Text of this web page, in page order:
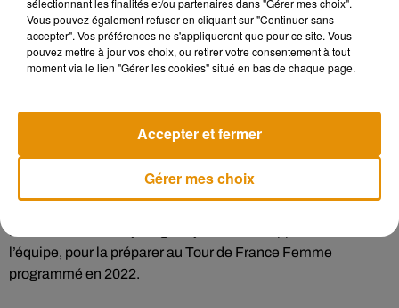
Du haut niveau
De plus en plus d’équipes décident également d’investir
Samsic ou encore de Cofidis qui a annoncé récemment la
création d’une équipe féminine pour l’année 2022.
sérieux, le Stade Rochelais a signé fin décembre 2020 un
Maritime Women Cycling. Objectif : développer et structurer
l’équipe, pour la préparer au Tour de France Femme
programmé en 2022.
Vous pouvez également refuser en cliquant sur "Continuer sans
accepter". Vos préférences ne s'appliqueront que pour ce site. Vous
pouvez mettre à jour vos choix, ou retirer votre consentement à tout
moment via le lien "Gérer les cookies" situé en bas de chaque page.
Gérer mes choix
Accepter et fermer